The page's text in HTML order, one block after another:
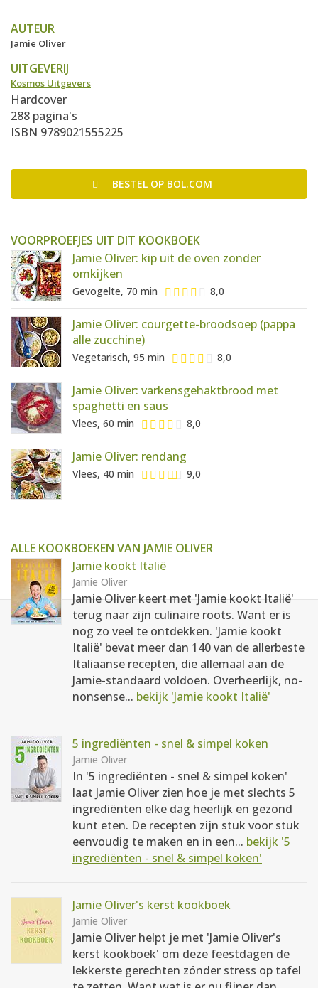
AUTEUR
Jamie Oliver
UITGEVERIJ
Kosmos Uitgevers
Hardcover
288 pagina's
ISBN 9789021555225
BESTEL OP BOL.COM
VOORPROEFJES UIT DIT KOOKBOEK
Jamie Oliver: kip uit de oven zonder
omkijken
Gevogelte, 70 min 8,0
Jamie Oliver: courgette-broodsoep (pappa
alle zucchine)
Vegetarisch, 95 min 8,0
Jamie Oliver: varkensgehaktbrood met
spaghetti en saus
Vlees, 60 min 8,0
Jamie Oliver: rendang
Vlees, 40 min 9,0
ALLE KOOKBOEKEN VAN JAMIE OLIVER
Jamie kookt Italië
Jamie Oliver
Jamie Oliver keert met 'Jamie kookt Italië'
terug naar zijn culinaire roots. Want er is
nog zo veel te ontdekken. 'Jamie kookt
Italië' bevat meer dan 140 van de allerbeste
Italiaanse recepten, die allemaal aan de
Jamie-standaard voldoen. Overheerlijk, no-
nonsense... bekijk 'Jamie kookt Italië'
5 ingrediënten - snel & simpel koken
Jamie Oliver
In '5 ingrediënten - snel & simpel koken'
laat Jamie Oliver zien hoe je met slechts 5
ingrediënten elke dag heerlijk en gezond
kunt eten. De recepten zijn stuk voor stuk
eenvoudig te maken en in een... bekijk '5
ingrediënten - snel & simpel koken'
Jamie Oliver's kerst kookboek
Jamie Oliver
Jamie Oliver helpt je met 'Jamie Oliver's
kerst kookboek' om deze feestdagen de
lekkerste gerechten zónder stress op tafel